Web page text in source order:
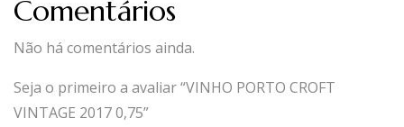
Comentários
Não há comentários ainda.
Seja o primeiro a avaliar “VINHO PORTO CROFT
VINTAGE 2017 0,75”